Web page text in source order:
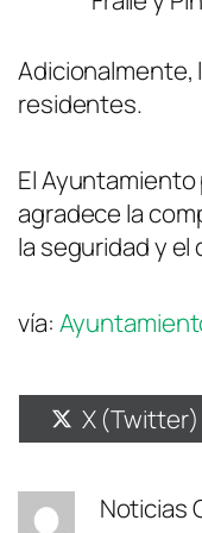
Adicionalmente,
residentes.
El
agradece la
la seguridad y
vía:
X (Twitter)
Noticias